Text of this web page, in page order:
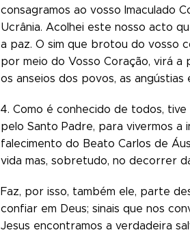
consagramos ao vosso Imaculado
Ucrânia. Acolhei este nosso acto
a paz. O sim que brotou do vosso
por meio do Vosso Coração, virá a
os anseios dos povos, as angústias
4. Como é conhecido de todos,
pelo Santo Padre, para vivermos a
falecimento do Beato Carlos de
vida mas, sobretudo, no decorrer
Faz, por isso, também ele, parte
confiar em Deus; sinais que nos
Jesus encontramos a verdadeira